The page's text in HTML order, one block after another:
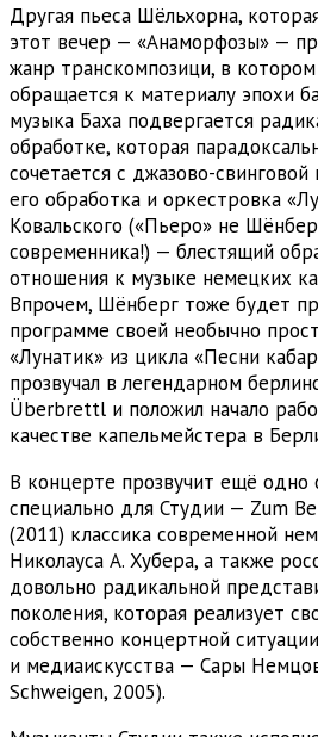
Другая пьеса Шёльхорна,
этот вечер — «Анаморфозы» —
жанр транскомпозици, в
обращается к материалу эпохи
музыка Баха подвергается
обработке, которая
сочетается с джазово-
его обработка и оркестровка
Ковальского («Пьеро» не
современника!) — блестящий
отношения к музыке немецких
Впрочем, Шёнберг тоже будет
программе своей необычно
«Лунатик» из цикла «Песни
прозвучал в легендарном
Überbrettl и положил начало
качестве капельмейстера в
В концерте прозвучит ещё одно
специально для Студии — Zum
(2011) классика современной
Николауса А. Хубера, а также
довольно радикальной
поколения, которая реализует
собственно концертной
и медиаискусства — Сары
Schweigen, 2005).